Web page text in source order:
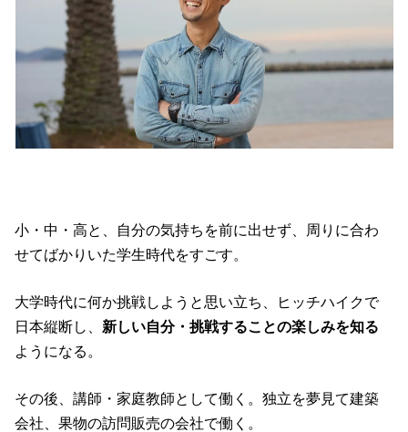
小・中・高と、自分の気持ちを前に出せず、周りに合わ
せてばかりいた学生時代をすごす。
大学時代に何か挑戦しようと思い立ち、ヒッチハイクで
日本縦断し、 新しい自分・挑戦することの楽しみを知る
ようになる。
その後、講師・家庭教師として働く。独立を夢見て建築
会社、果物の訪問販売の会社で働く。